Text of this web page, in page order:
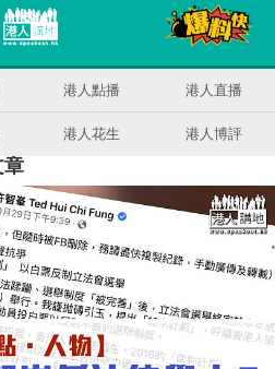
港人點播 港人直播
港人花生 港人博評
章